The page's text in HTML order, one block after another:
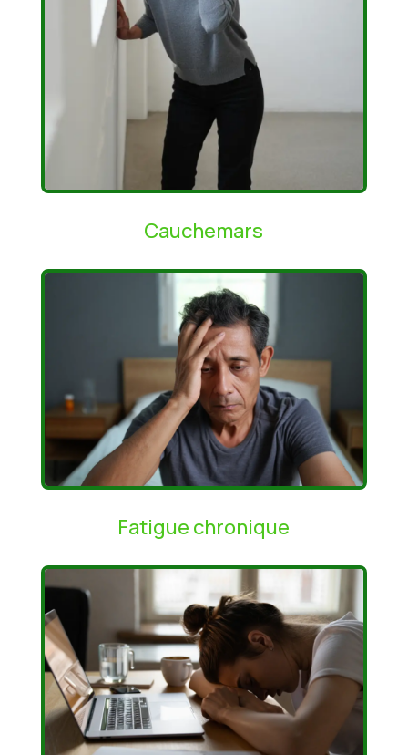
Cauchemars
Fatigue chronique